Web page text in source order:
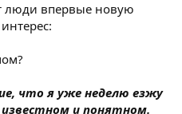
люди впервые новую
что я уже неделю езжу
и понятном.